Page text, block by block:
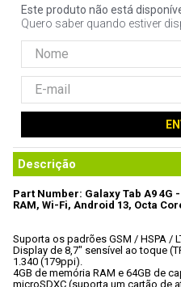
Este produto não está
Quero saber quando estiver
Descrição
Part Number: Galaxy Tab A9 4G
RAM, Wi-Fi, Android 13, Octa
Suporta os padrões GSM / HSPA /
Display de 8,7" sensível ao toque
1.340 (179ppi).
4GB de memória RAM e 64GB de
microSDXC (suporta um cartão de
10º